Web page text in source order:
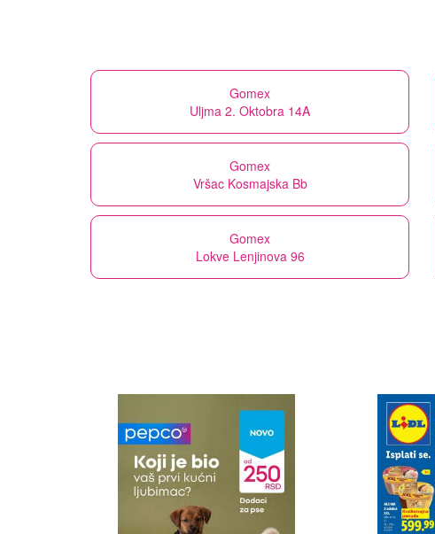
Gomex
Uljma 2. Oktobra 14A
Gomex
Vršac Kosmajska Bb
Gomex
Lokve Lenjinova 96